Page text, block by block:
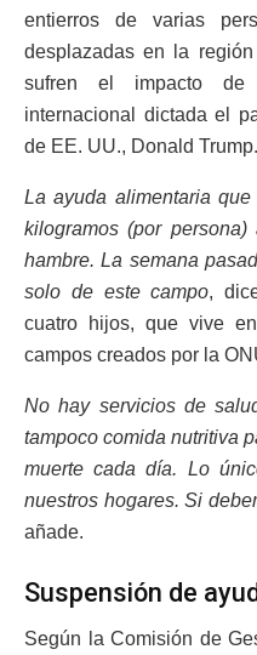
entierros de varias
desplazadas en la
sufren el impacto
internacional dictada el
de EE. UU., Donald Trump.
La ayuda alimentaria
kilogramos (por
hambre. La semana
solo de este campo,
cuatro hijos, que vive
campos creados por la
No hay servicios de
tampoco comida nutritiva
muerte cada día. Lo
nuestros hogares. Si
añade.
Suspensión de
Según la Comisión de